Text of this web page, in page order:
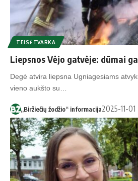
TEISĖTVARKA
Liepsnos Vėjo gatvėje: dūmai
Degė atvira liepsna Ugniagesiams
vieno aukšto su…
„Biržiečių žodžio“ informacija2025-11-01